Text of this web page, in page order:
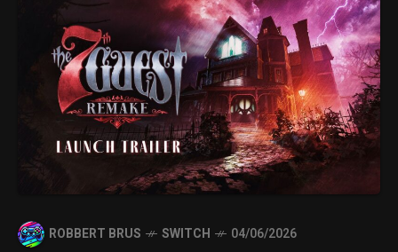
ROBBERT BRUS SWITCH 04/06/2026